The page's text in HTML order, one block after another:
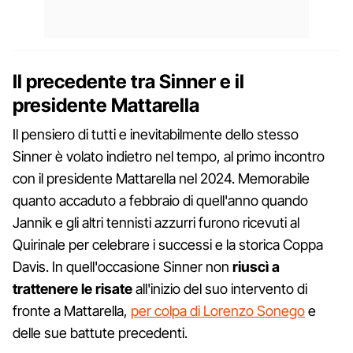
Il precedente tra Sinner e il
presidente Mattarella
Il pensiero di tutti e inevitabilmente dello stesso
Sinner è volato indietro nel tempo, al primo incontro
con il presidente Mattarella nel 2024. Memorabile
quanto accaduto a febbraio di quell'anno quando
Jannik e gli altri tennisti azzurri furono ricevuti al
Quirinale per celebrare i successi e la storica Coppa
Davis. In quell'occasione Sinner non riuscì a
trattenere le risateall'inizio del suo intervento di
fronte a Mattarella, per colpa di Lorenzo Sonegoe
delle sue battute precedenti.